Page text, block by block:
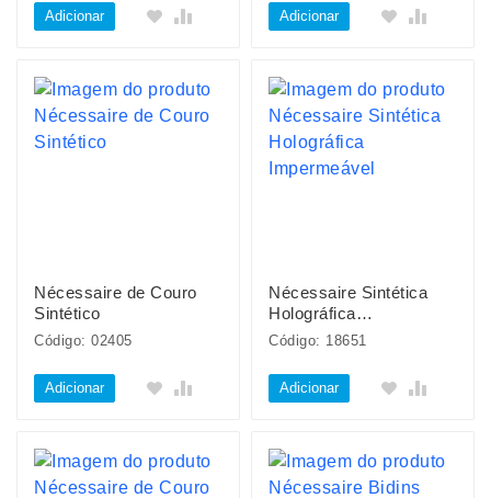
Adicionar Adicionar
Nécessaire de Couro
Sintético
Código: 02405
Adicionar
Nécessaire Sintética
Holográfica
Impermeável
Código: 18651
Adicionar